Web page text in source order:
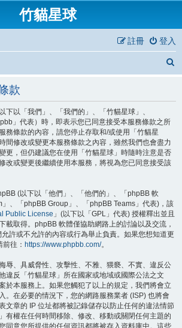
竹貓星球
登入
註冊
款
下以「我們」、「我們的」、「竹貓星球」、
」代表）時，即表示您已同意接受本服務條款之所
務條款的內容，請您停止存取和/或使用「竹貓星
間修改或變更本服務條款之內容，雖然我們也會盡力
更，但仍建議您在使用「竹貓星球」時隨時注意是否
改或變更後繼續使用本服務，將視為您已同意接受該
(以下以「他們」、「他們的」、「phpBB 軟
、「phpBB Group」、「phpBB Teams」代表)，該
Public License 」(以下以「GPL」代表) 授權釋出並且
載取得。phpBB 軟體僅協助網路上的討論以及交流，
許或不允許的內容或行為舉止負責。如果您想知道更
往： https://www.phpbb.com/。
辱、具威脅性、攻擊性、不雅、猥褻、不實、違反公
違反「竹貓星球」所在國家或地域或國際公法之文
於本服務上。如果您觸犯了以上的規定，我們將會立
。在必要的情況下，您的網路服務業者 (ISP) 也將會
文章的 IP 位址都將被記錄儲存以防止任何的違法情節
有權在任何時間移除、修改、移動或關閉任何主題的
同意您所提供的任何資訊都將被存入資料庫中。這些